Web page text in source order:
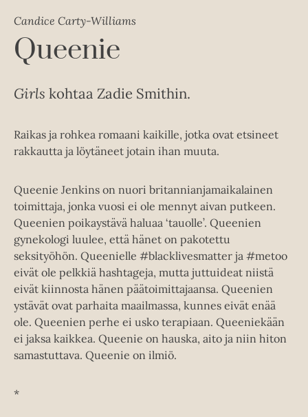
Candice Carty-Williams
Queenie
Girls kohtaa Zadie Smithin.
Raikas ja rohkea romaani kaikille, jotka ovat etsineet
rakkautta ja löytäneet jotain ihan muuta.
Queenie Jenkins on nuori britannianjamaikalainen
toimittaja, jonka vuosi ei ole mennyt aivan putkeen.
Queenien poikaystävä haluaa ‘tauolle’. Queenien
gynekologi luulee, että hänet on pakotettu
seksityöhön. Queenielle #blacklivesmatter ja #metoo
eivät ole pelkkiä hashtageja, mutta juttuideat niistä
eivät kiinnosta hänen päätoimittajaansa. Queenien
ystävät ovat parhaita maailmassa, kunnes eivät enää
ole. Queenien perhe ei usko terapiaan. Queeniekään
ei jaksa kaikkea. Queenie on hauska, aito ja niin hiton
samastuttava. Queenie on ilmiö.
*